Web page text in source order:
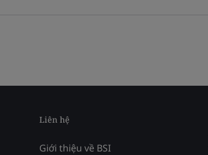
Liên hệ
Giới thiệu về BSI